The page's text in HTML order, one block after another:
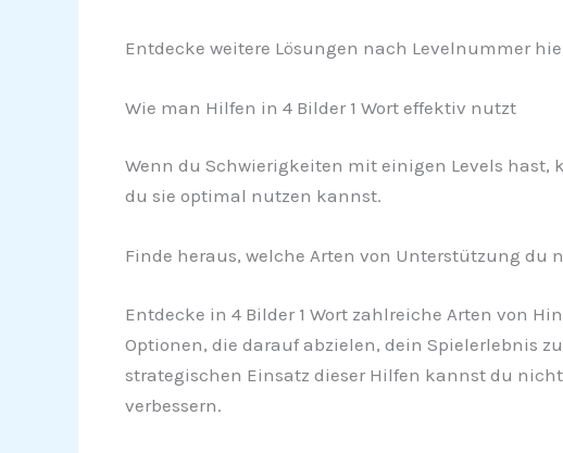
Entdecke weitere Lösungen nach Levelnummer
Wie man Hilfen in 4 Bilder 1 Wort effektiv nutzt
Wenn du Schwierigkeiten mit einigen Levels hast,
du sie optimal nutzen kannst.
Finde heraus, welche Arten von Unterstützung du
Entdecke in 4 Bilder 1 Wort zahlreiche Arten von
Optionen, die darauf abzielen, dein Spielerlebnis
strategischen Einsatz dieser Hilfen kannst du
verbessern.